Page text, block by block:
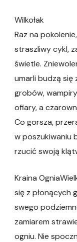
Wilkołak
Raz na
straszliwy cykl,
świetle.
umarli budzą się
grobów,
ofiary, a
Co gorsza,
w poszukiwaniu
rzucić swoją
Kraina
się z płonących
swego
zamiarem
ogniu. Nie